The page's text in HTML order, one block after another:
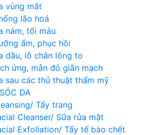
vùng mắt
lão hoá
nám, tối màu
ẩm, phục hồi
dầu, lỗ chân lông to
ứng, mẫn đỏ giãn mạch
sau các thủ thuật thẩm mỹ
DA
Tẩy trang
Cleanser/ Sữa rửa mặt
Exfoliation/ Tẩy tế bào chết